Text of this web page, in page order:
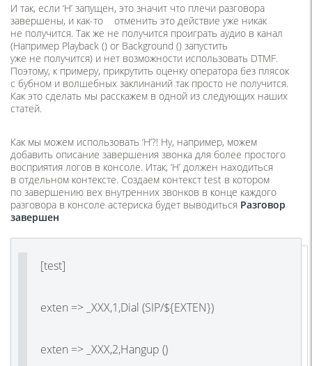
И так, если ‘H’ запущен, это значит что плечи разговора
завершены, и как-то отменить это действие уже никак
не получится. Так же не получится проиграть аудио в канал
(Например Playback () or Background () запустить
уже не получится) и нет возможности использовать DTMF.
Поэтому, к примеру, прикрутить оценку оператора без плясок
с бубном и волшебных заклинаний так просто не получится.
Как это сделать мы расскажем в одной из следующих наших
статей.
Как мы можем использовать ‘H’?! Ну, например, можем
добавить описание завершения звонка для более простого
восприятия логов в консоле. Итак, ‘H’ должен находиться
в отдельном контексте. Создаем контекст test в котором
по завершению вех внутренних звонков в конце каждого
разговора в консоле астериска будет выводиться Разговор
завершен
[test]
exten => _XXX,1,Dial (SIP/${EXTEN})
exten => _XXX,2,Hangup ()